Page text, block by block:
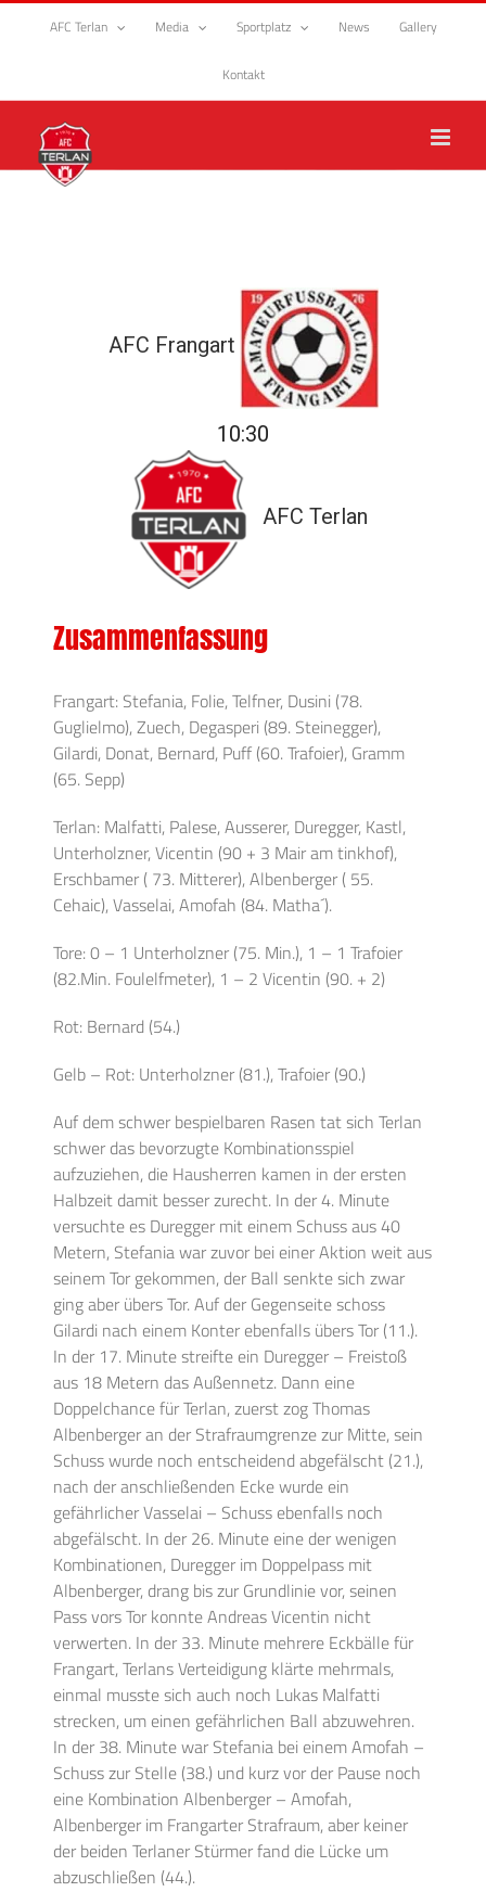
Zum
AFC Terlan Media Sportplatz News Gallery
Kontakt
AFC Frangart
10:30
AFC Terlan
Zusammenfassung
Frangart: Stefania, Folie, Telfner, Dusini (78.
Guglielmo), Zuech, Degasperi (89. Steinegger),
Gilardi, Donat, Bernard, Puff (60. Trafoier), Gramm
(65. Sepp)
Terlan: Malfatti, Palese, Ausserer, Duregger, Kastl,
Unterholzner, Vicentin (90 + 3 Mair am tinkhof),
Erschbamer ( 73. Mitterer), Albenberger ( 55.
Cehaic), Vasselai, Amofah (84. Matha´).
Tore: 0 – 1 Unterholzner (75. Min.), 1 – 1 Trafoier
(82.Min. Foulelfmeter), 1 – 2 Vicentin (90. + 2)
Rot: Bernard (54.)
Gelb – Rot: Unterholzner (81.), Trafoier (90.)
Auf dem schwer bespielbaren Rasen tat sich Terlan
schwer das bevorzugte Kombinationsspiel
aufzuziehen, die Hausherren kamen in der ersten
Halbzeit damit besser zurecht. In der 4. Minute
versuchte es Duregger mit einem Schuss aus 40
Metern, Stefania war zuvor bei einer Aktion weit aus
seinem Tor gekommen, der Ball senkte sich zwar
ging aber übers Tor. Auf der Gegenseite schoss
Gilardi nach einem Konter ebenfalls übers Tor (11.).
In der 17. Minute streifte ein Duregger – Freistoß
aus 18 Metern das Außennetz. Dann eine
Doppelchance für Terlan, zuerst zog Thomas
Albenberger an der Strafraumgrenze zur Mitte, sein
Schuss wurde noch entscheidend abgefälscht (21.),
nach der anschließenden Ecke wurde ein
gefährlicher Vasselai – Schuss ebenfalls noch
abgefälscht. In der 26. Minute eine der wenigen
Kombinationen, Duregger im Doppelpass mit
Albenberger, drang bis zur Grundlinie vor, seinen
Pass vors Tor konnte Andreas Vicentin nicht
verwerten. In der 33. Minute mehrere Eckbälle für
Frangart, Terlans Verteidigung klärte mehrmals,
einmal musste sich auch noch Lukas Malfatti
strecken, um einen gefährlichen Ball abzuwehren.
In der 38. Minute war Stefania bei einem Amofah –
Schuss zur Stelle (38.) und kurz vor der Pause noch
eine Kombination Albenberger – Amofah,
Albenberger im Frangarter Strafraum, aber keiner
der beiden Terlaner Stürmer fand die Lücke um
abzuschließen (44.).